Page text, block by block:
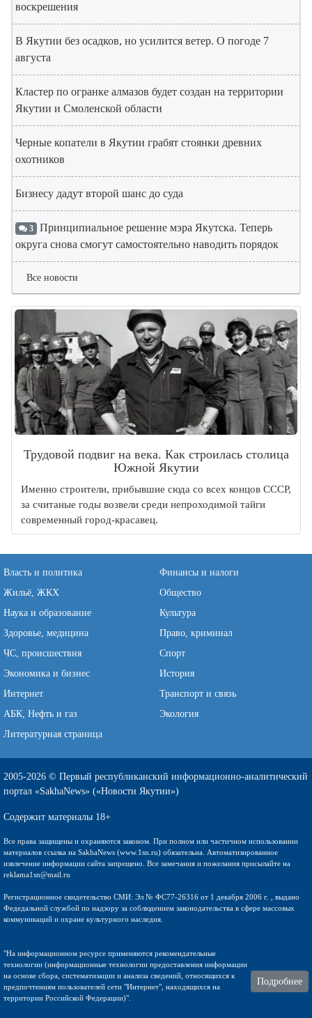
воскрешения
В Якутии без осадков, но усилится ветер. О погоде 7
августа
Кластер по огранке алмазов будет создан на территории
Якутии и Смоленской области
Черные копатели в Якутии грабят стоянки древних
охотников
Бизнесу дадут второй шанс до суда
3 Принципиальное решение мэра Якутска. Теперь
округа снова смогут самостоятельно наводить порядок
Все новости
Трудовой подвиг на века. Как строилась столица
Южной Якутии
Именно строители, прибывшие сюда со всех концов СССР,
за считаные годы возвели среди непроходимой тайги
современный город-красавец.
Власть и политика
Финансы и налоги
Жильё, ЖКХ
Общество
Наука и образование
Культура
Здоровье, медицина
Право, криминал
ЧС, происшествия
Спорт
Экономика и бизнес
История
Интернет
Транспорт и связь
АБК, Нефть и газ
Экология
Литературная страница
2005-2026 © Первый республиканский информационно-аналитический
портал «SakhaNews» («Новости Якутии»)
Содержит материалы 18+
Все права защищены и охраняются законом. При полном или частичном использовании
материалов ссылка на SakhaNews (www.1sn.ru) обязательна. Автоматизированное
извлечение информации сайта запрещено. Все замечания и пожелания присылайте на
reklama1sn@mail.ru
Регистрационное свидетельство СМИ: Эл № ФС77-26316 от 1 декабря 2006 г. , выдано
Федедальной службой по надзору за соблюдением законодательства в сфере массовых
коммуникаций и охране культурного наследия.
"На информационном ресурсе применяются рекомендательные
технологии (информационные технологии предоставления информации
на основе сбора, систематизации и анализа сведений, относящихся к
предпочтениям пользователей сети "Интернет", находящихся на
территории Российской Федерации)".
Подробнее